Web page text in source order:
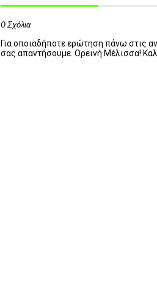
0 Σχόλια
Για οποιαδήποτε ερώτηση πάνω στις
σας απαντήσουμε. Ορεινή Μέλισσα!